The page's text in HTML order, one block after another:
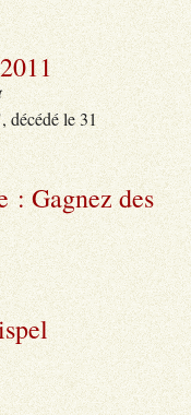
décédé le 31
: Gagnez des